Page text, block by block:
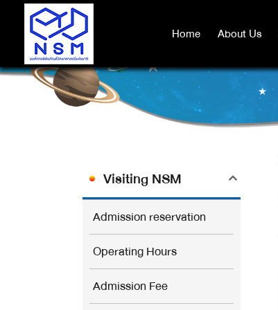
Home About Us
Home About Us
Visiting NSM
Admission reservation
Operating Hours
Admission Fee